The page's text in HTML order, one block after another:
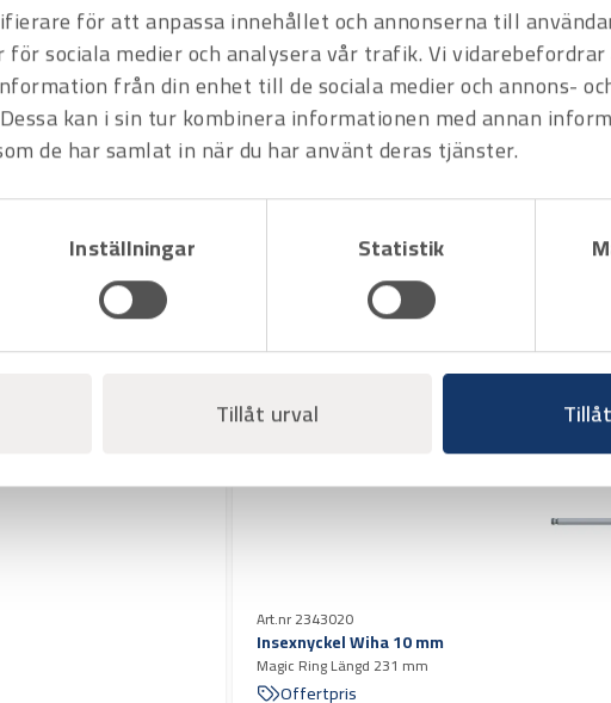
för att anpassa innehållet och annonserna till
sociala medier och analysera vår trafik. Vi vidarebefordrar
från din enhet till de sociala medier och annons-
kan i sin tur kombinera informationen med annan
de har samlat in när du har använt deras tjänster.
Inställningar Statistik
Tillåt urval
Art.nr 2343020
Insexnyckel Wiha 10 mm
Magic Ring Längd 231 mm
Offertpris